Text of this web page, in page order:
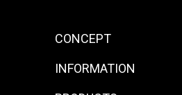
CONCEPT
INFORMATION